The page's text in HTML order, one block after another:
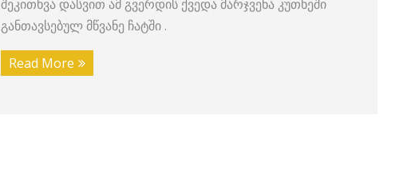
შეკითხვა დასვით ამ გვერდის ქვედა მარჯვენა კუთხეში
განთავსებულ მწვანე ჩატში .
Read More